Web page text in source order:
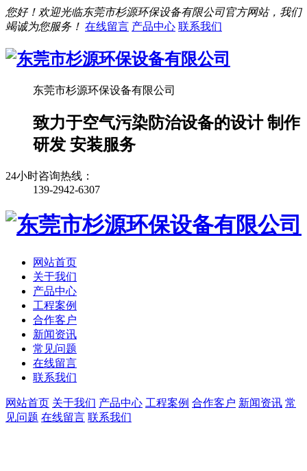
您好！欢迎光临东莞市杉源环保设备有限公司官方网站，我们
竭诚为您服务！ 在线留言 产品中心 联系我们
东莞市杉源环保设备有限公司
致力于空气污染防治设备的设计 制作
研发 安装服务
24小时咨询热线：
139-2942-6307
网站首页
关于我们
产品中心
工程案例
合作客户
新闻资讯
常见问题
在线留言
联系我们
网站首页 关于我们 产品中心 工程案例 合作客户 新闻资讯 常
见问题 在线留言 联系我们